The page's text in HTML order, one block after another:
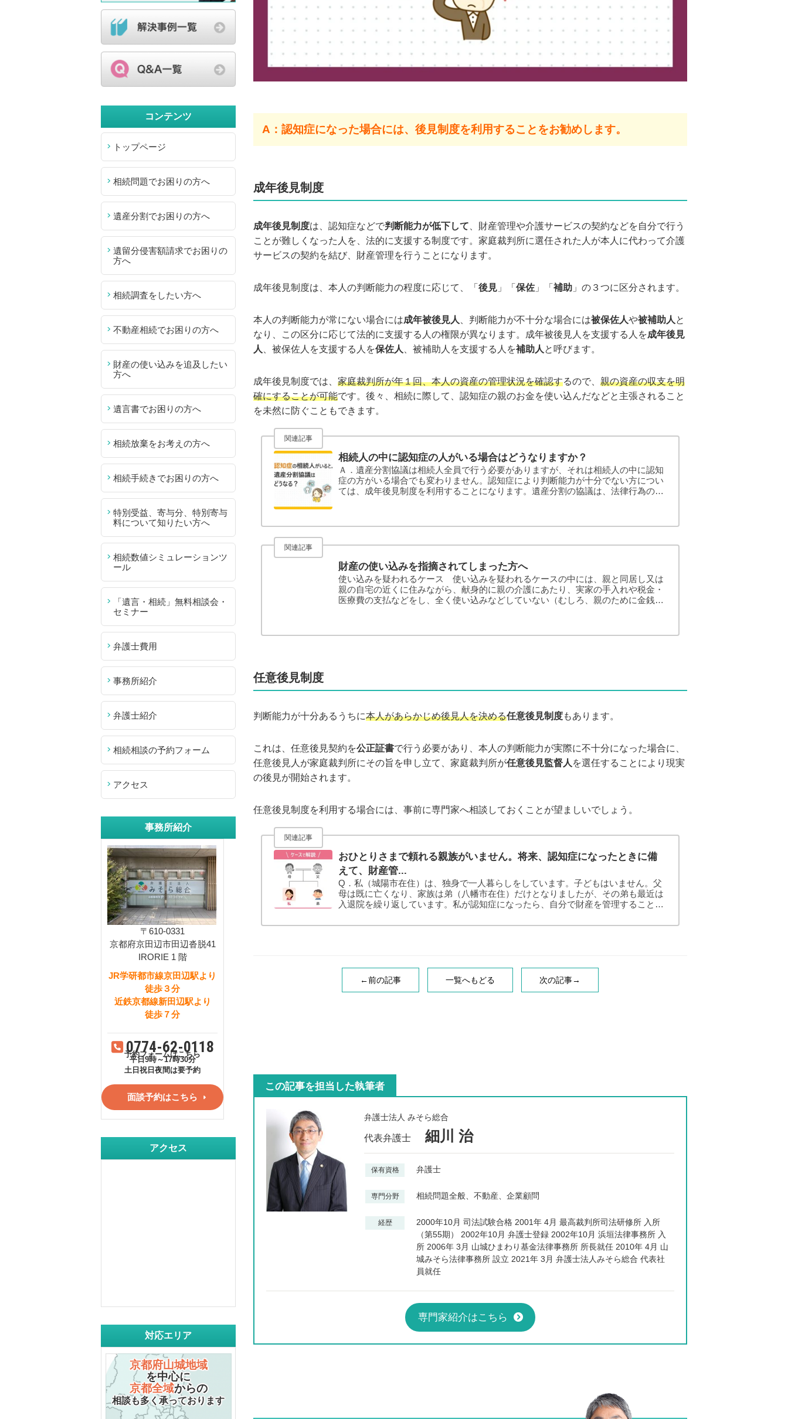
A：認知症になった場合には、後見制度を利用することをお勧めします。
成年後見制度
成年後見制度は、認知症などで判断能力が低下して 、財産管理や介護サービスの契約などを自分で行う
ことが難しくなった人を、法的に支援する制度です。 家庭裁判所に選任された人が本人に代わって介護
サービスの契約を結び、財産管理を行うことになります。
成年後見制度は、本人の判断能力の程度に応じて、「 後見 」「 保佐 」「 補助 」の３つに区分されます。
本人の判断能力が常にない場合には成年被後見人 、判断能力が不十分な場合には被保佐人や被補助人 と
なり、この区分に応じて法的に支援する人の権限が異なります。成年被後見人を支援する人を成年後見
人
、被保佐人を支援する人を保佐人 、被補助人を支援する人を補助人 と呼びます。
成年後見制度では、 家庭裁判所が年１回、本人の資産の管理状況を確認するので、 親の資産の収支を明
確にすることが可能です。後々、相続に際して、認知症の親のお金を使い込んだなどと主張されること
を未然に防ぐこともできます。
関連記事
相続人の中に認知症の人がいる場合はどうなりますか？
Ａ．遺産分割協議は相続人全員で行う必要がありますが、それは相続人の中に認知
症の方がいる場合でも変わりません。認知症により判断能力が十分でない方につい
ては、成年後見制度を利用することになります。遺産分割の協議は、法律行為の中
関連記事
財産の使い込みを指摘されてしまった方へ
使い込みを疑われるケース 使い込みを疑われるケースの中には、親と同居し又は
親の自宅の近くに住みながら、献身的に親の介護にあたり、実家の手入れや税金・
医療費の支払などをし、全く使い込みなどしていない（むしろ、親のために金銭を
任意後見制度
判断能力が十分あるうちに本人があらかじめ後見人を決める任意後見制度もあります。
これは、任意後見契約を公正証書で行う必要があり、本人の判断能力が実際に不十分になった場合に、
任意後見人が家庭裁判所にその旨を申し立て、家庭裁判所が任意後見監督人 を選任することにより現実
の後見が開始されます。
任意後見制度を利用する場合には、事前に専門家へ相談しておくことが望ましいでしょう。
関連記事
おひとりさまで頼れる親族がいません。将来、認知症になったときに備
えて、財産管...
Q．私（城陽市在住）は、独身で一人暮らしをしています。子どもはいません。父
母は既に亡くなり、家族は弟（八幡市在住）だけとなりましたが、その弟も最近は
入退院を繰り返しています。私が認知症になったら、自分で財産を管理することは
策はありますか。A．任意後見契約の締結やホームロイヤー契約（見守り）の利用
←前の記事 一覧へもどる 次の記事→
この記事を担当した執筆者
弁護士法人 みそら総合
代表弁護士 細川 治
保有資格 弁護士
専門分野 相続問題全般、不動産、企業顧問
経歴
2000年10月 司法試験合格 2001年 4月 最高裁判所司法研修所 入所
（第55期） 2002年10月 弁護士登録 2002年10月 浜垣法律事務所 入
所 2006年 3月 山城ひまわり基金法律事務所 所長就任 2010年 4月 山
城みそら法律事務所 設立 2021年 3月 弁護士法人みそら総合 代表社
員就任
専門家紹介はこちら
コンテンツ
トップページ
相続問題でお困りの方へ
遺産分割でお困りの方へ
遺留分侵害額請求でお困りの
方へ
相続調査をしたい方へ
不動産相続でお困りの方へ
財産の使い込みを追及したい
方へ
遺言書でお困りの方へ
相続放棄をお考えの方へ
相続手続きでお困りの方へ
特別受益、寄与分、特別寄与
料について知りたい方へ
相続数値シミュレーションツ
ール
「遺言・相続」無料相談会・
セミナー
弁護士費用
事務所紹介
弁護士紹介
相続相談の予約フォーム
アクセス
事務所紹介
〒610-0331
京都府京田辺市田辺沓脱41
IRORIE 1 階
JR学研都市線京田辺駅より
徒歩３分
近鉄京都線新田辺駅より
徒歩７分
0774-62-0118
予約フォームはこちら
平日9時～17時30分
土日祝日夜間は要予約
面談予約はこちら
アクセス
対応エリア
京都府山城地域
を中心に
京都全域からの
相談も多く承っております